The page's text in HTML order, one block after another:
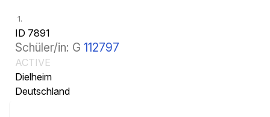
1.
ID 7891
Schüler/in: G 112797
ACTIVE
Dielheim
Deutschland